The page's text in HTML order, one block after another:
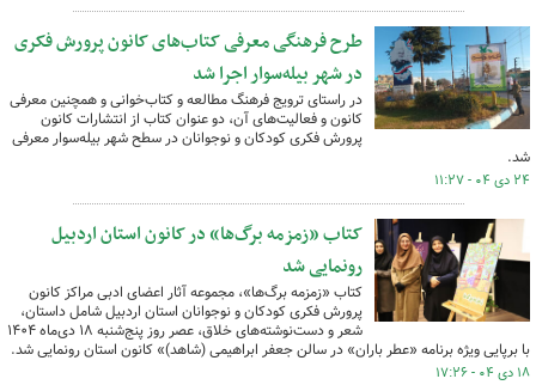
طرح فرهنگی معرفی کتاب‌های کانون پرورش فکری
در شهر بیله‌سوار اجرا شد
در راستای ترویج فرهنگ مطالعه و کتاب‌خوانی و همچنین معرفی
کانون و فعالیت‌های آن، دو عنوان کتاب از انتشارات کانون
پرورش فکری کودکان و نوجوانان در سطح شهر بیله‌سوار معرفی
شد.
۲۴ دی ۰۴ - ۱۱:۲۷
کتاب «زمزمه برگ‌ها» در کانون استان اردبیل
رونمایی شد
کتاب «زمزمه برگ‌ها»، مجموعه آثار اعضای ادبی مراکز کانون
پرورش فکری کودکان و نوجوانان استان اردبیل شامل داستان،
شعر و دست‌نوشته‌های خلاق، عصر روز پنج‌شنبه ۱۸ دی‌ماه ۱۴۰۴
با برپایی ویژه برنامه «عطر باران» در سالن جعفر ابراهیمی (شاهد)» کانون استان رونمایی شد.
۱۸ دی ۰۴ - ۱۷:۲۶